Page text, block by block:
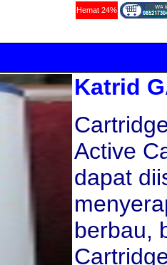
Hemat 24%
Katrid
Active
dapat
berbau,